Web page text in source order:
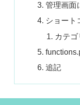
管理画面
ショート
カテ
追記